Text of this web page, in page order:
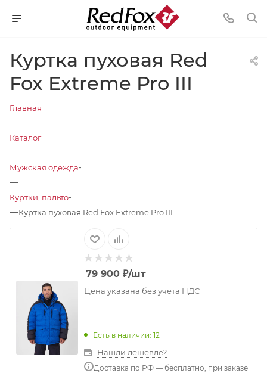
Куртка пуховая Red
Fox Extreme Pro III
Главная
—
Каталог
—
Мужская одежда
—
Куртки, пальто
—Куртка пуховая Red Fox Extreme Pro III
79 900 ₽/шт
Цена указана без учета НДС
Есть в наличии: 12
Нашли дешевле?
Доставка по РФ — бесплатно, при заказе